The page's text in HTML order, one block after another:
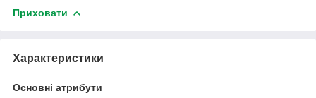
Приховати
Характеристики
Основні атрибути